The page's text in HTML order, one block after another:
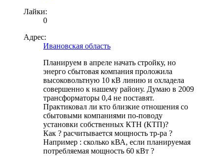
Лайки:
0
Адрес:
Ивановская область
Планируем в апреле начать стройку, но
энерго сбытовая компания проложила
высоковольтную 10 кВ линию и охладела
совершенно к нашему району. Думаю в 2009
трансформаторы 0,4 не поставят.
Практиковал ли кто близкие отношения со
сбытовыми компаниями по-поводу
установки собственных КТН (КТП)?
Как ? расчитывается мощность тр-ра ?
Например : сколько кВА, если планируемая
потребляемая мощность 60 кВт ?